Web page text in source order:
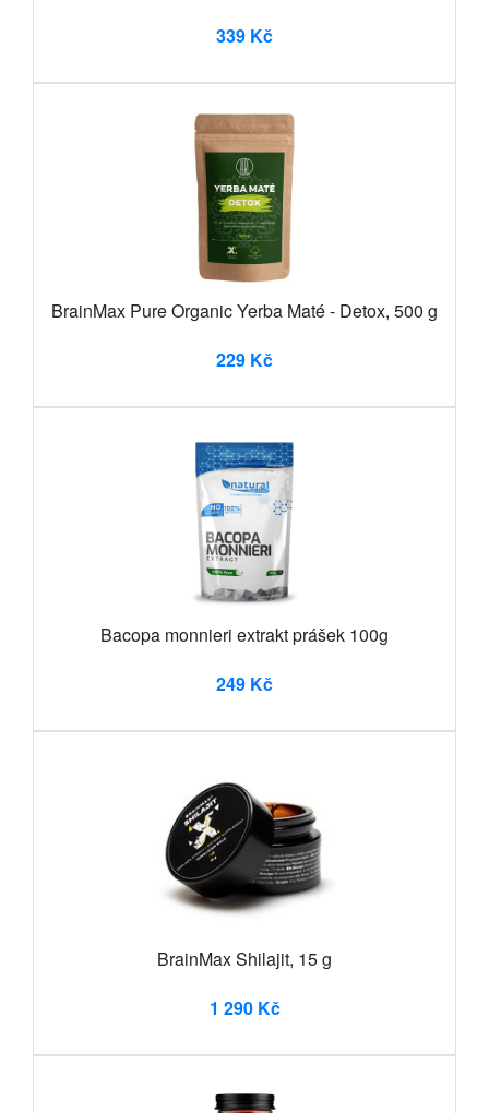
339 Kč
BrainMax Pure Organic Yerba Maté - Detox, 500 g
229 Kč
Bacopa monnieri extrakt prášek 100g
249 Kč
BrainMax Shilajit, 15 g
1 290 Kč